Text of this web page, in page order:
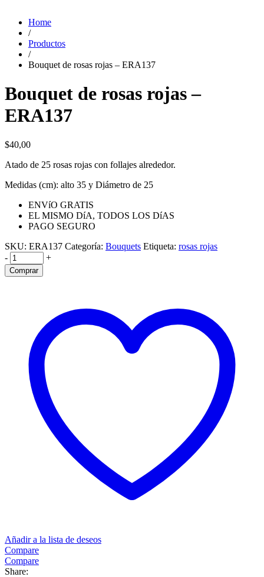
Home
/
Productos
/
Bouquet de rosas rojas – ERA137
Bouquet de rosas rojas –
ERA137
$40,00
Atado de 25 rosas rojas con follajes alrededor.
Medidas (cm): alto 35 y Diámetro de 25
ENVíO GRATIS
EL MISMO DíA, TODOS LOS DíAS
PAGO SEGURO
SKU: ERA137 Categoría: Bouquets Etiqueta: rosas rojas
-
+
Comprar
Añadir a la lista de deseos
Compare
Compare
Share: